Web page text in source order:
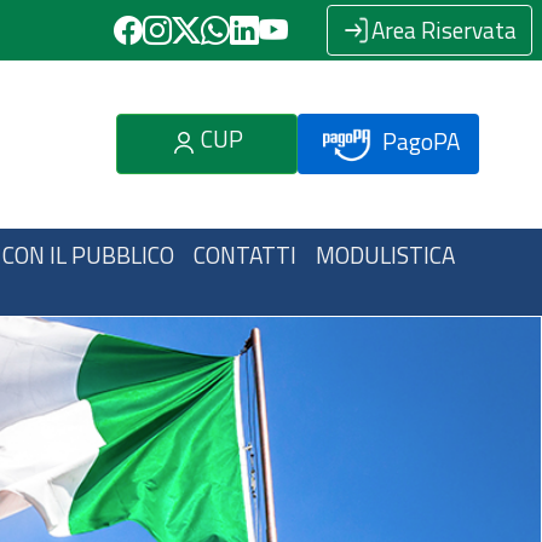
Area Riservata
CUP PagoPA
IL PUBBLICO CONTATTI MODULISTICA